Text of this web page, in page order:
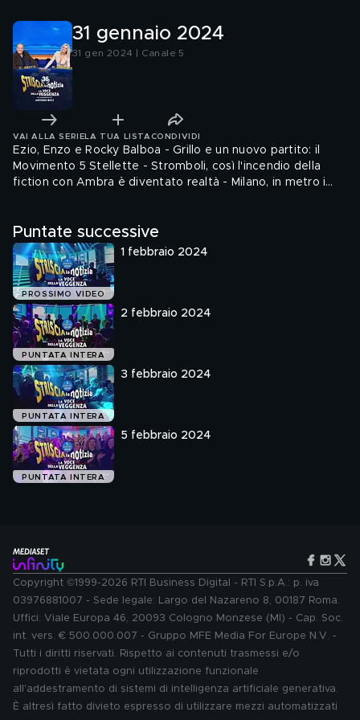
31 gennaio 2024
31 gen 2024 | Canale 5
VAI ALLA SERIE LA TUA LISTA CONDIVIDI
Ezio, Enzo e Rocky Balboa - Grillo e un nuovo partito: il
Movimento 5 Stellette - Stromboli, così l'incendio della
fiction con Ambra è diventato realtà - Milano, in metro i
A lezione di nero dai rivenditori di registratori di cassa
(seconda parte) - Napoli e il mercato nero delle sepolture
Puntate successive
PROSSIMO VIDEO
1 febbraio 2024
PUNTATA INTERA
2 febbraio 2024
PUNTATA INTERA
3 febbraio 2024
PUNTATA INTERA
5 febbraio 2024
Copyright ©1999-2026 RTI Business Digital - RTI S.p.A.: p. iva
03976881007 - Sede legale: Largo del Nazareno 8, 00187 Roma.
Uffici: Viale Europa 46, 20093 Cologno Monzese (MI) - Cap. Soc.
int. vers. € 500.000.007 - Gruppo MFE Media For Europe N.V. -
Tutti i diritti riservati. Rispetto ai contenuti trasmessi e/o
riprodotti è vietata ogni utilizzazione funzionale
all'addestramento di sistemi di intelligenza artificiale generativa.
È altresì fatto divieto espresso di utilizzare mezzi automatizzati